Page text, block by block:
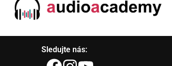
Sledujte nás: